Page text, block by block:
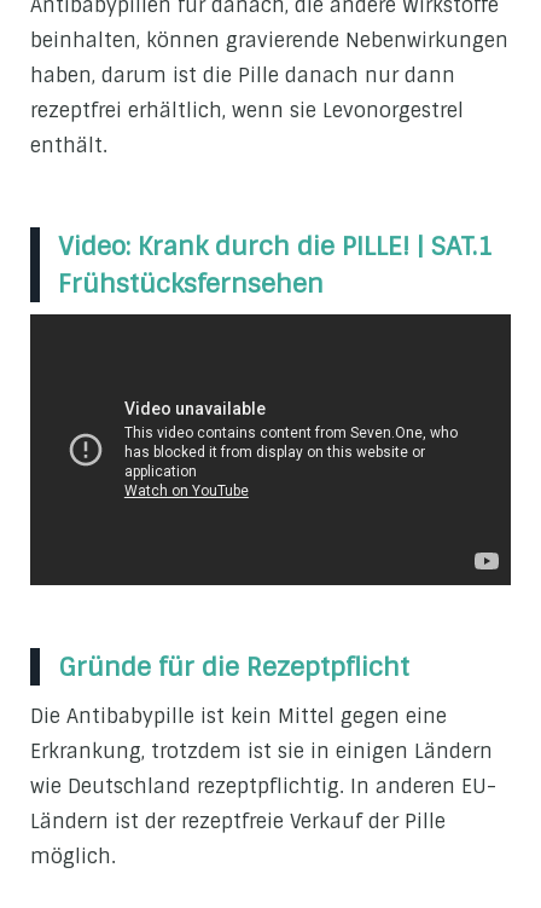
Antibabypillen für danach, die andere Wirkstoffe
beinhalten, können gravierende Nebenwirkungen
haben, darum ist die Pille danach nur dann
rezeptfrei erhältlich, wenn sie Levonorgestrel
enthält.
Video: Krank durch die PILLE! | SAT.1
Frühstücksfernsehen
Gründe für die Rezeptpflicht
Die Antibabypille ist kein Mittel gegen eine
Erkrankung, trotzdem ist sie in einigen Ländern
wie Deutschland rezeptpflichtig. In anderen EU-
Ländern ist der rezeptfreie Verkauf der Pille
möglich.